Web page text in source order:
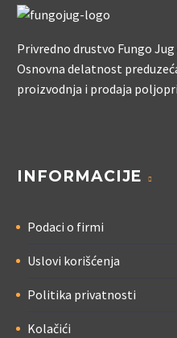
Privredno drustvo Fungo
Osnovna delatnost
proizvodnja i prodaja
INFORMACIJE
Podaci o firmi
Uslovi korišćenja
Politika privatnosti
Kolačići